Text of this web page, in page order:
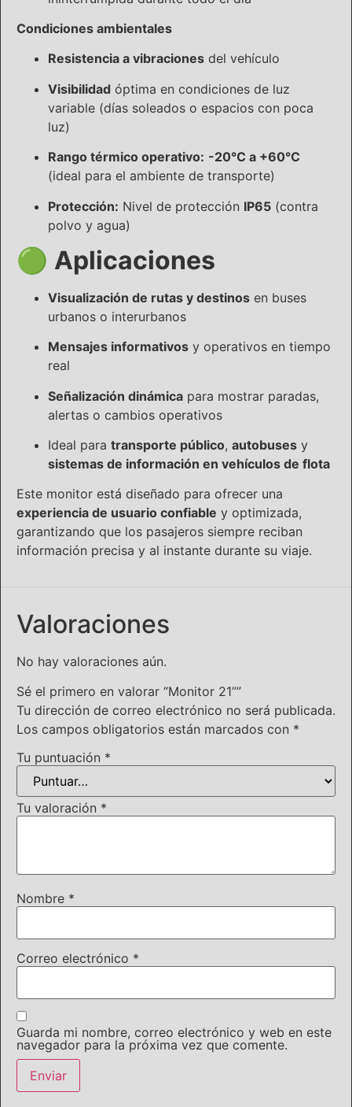
Condiciones ambientales
Resistencia a vibraciones del vehículo
Visibilidad óptima en condiciones de luz
variable (días soleados o espacios con poca
luz)
Rango térmico operativo: -20°C a +60°C
(ideal para el ambiente de transporte)
Protección: Nivel de protección IP65 (contra
polvo y agua)
🟢 Aplicaciones
Visualización de rutas y destinos en buses
urbanos o interurbanos
Mensajes informativos y operativos en tiempo
real
Señalización dinámica para mostrar paradas,
alertas o cambios operativos
Ideal para transporte público, autobuses y
sistemas de información en vehículos de flota
Este monitor está diseñado para ofrecer una
experiencia de usuario confiable y optimizada,
garantizando que los pasajeros siempre reciban
información precisa y al instante durante su viaje.
Valoraciones
No hay valoraciones aún.
Sé el primero en valorar “Monitor 21””
Tu dirección de correo electrónico no será publicada.
Los campos obligatorios están marcados con *
Tu puntuación *
Tu valoración *
Nombre *
Correo electrónico *
Guarda mi nombre, correo electrónico y web en este
navegador para la próxima vez que comente.